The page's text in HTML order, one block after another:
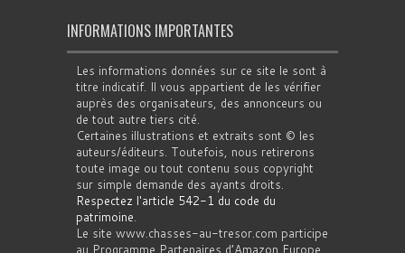
INFORMATIONS IMPORTANTES
Les informations données sur ce site le sont à
titre indicatif. Il vous appartient de les vérifier
auprès des organisateurs, des annonceurs ou
de tout autre tiers cité.
Certaines illustrations et extraits sont © les
auteurs/éditeurs. Toutefois, nous retirerons
toute image ou tout contenu sous copyright
sur simple demande des ayants droits.
Respectez l'article 542-1 du code du
patrimoine.
Le site www.chasses-au-tresor.com participe
au Programme Partenaires d’Amazon Europe